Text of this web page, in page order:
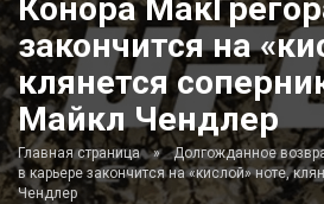
Конора
закончится на
клянется
Майкл Чендлер
Главная страница » Долгожданное
в карьере закончится на «кислой» ноте,
Чендлер